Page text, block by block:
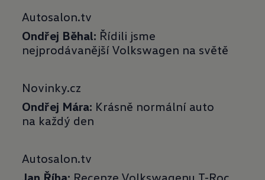
Autosalon.tv
Ondřej Běhal: Řídili jsme
nejprodávanější Volkswagen na světě
Novinky.cz
Ondřej Mára: Krásně normální auto
na každý den
Autosalon.tv